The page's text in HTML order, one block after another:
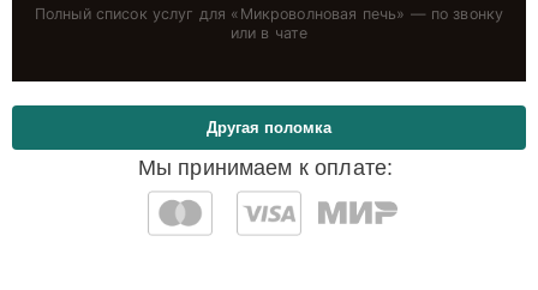
Полный список услуг для « Микроволновая печь» — по звонку
или в чате
Мы принимаем к оплате:
Другая поломка